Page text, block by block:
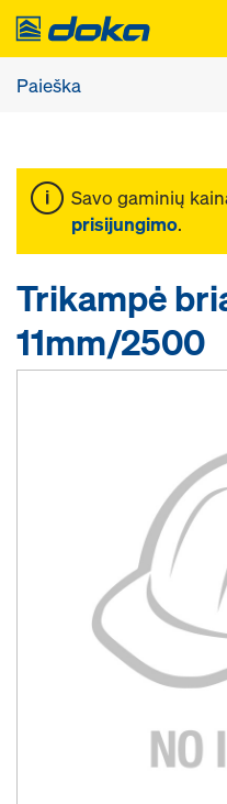
Savo gaminių
prisijungimo.
Trikampė
11mm/2500